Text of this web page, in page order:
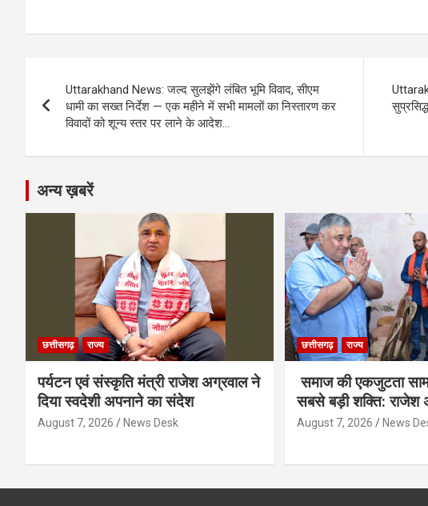
ce
o
o
k
se
g
er
at
A
p
p
e
a
m
ail py
n
k
ar
navigation
Uttarakhand News: जल्द सुलझेंगे लंबित भूमि विवाद, सीएम
धामी का सख्त निर्देश — एक महीने में सभी मामलों का निस्तारण कर
विवादों को शून्य स्तर पर लाने के आदेश…
अन्य ख़बरें
छत्तीसगढ़ राज्य
पर्यटन एवं संस्कृति मंत्री राजेश अग्रवाल ने
दिया स्वदेशी अपनाने का संदेश
August 7, 2026 News Desk
छत्तीसगढ़ राज्य
समाज की एकजुटता
सबसे बड़ी शक्ति: राजेश
August 7, 2026 News